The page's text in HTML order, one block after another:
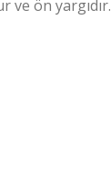
ve ön yargıdır.